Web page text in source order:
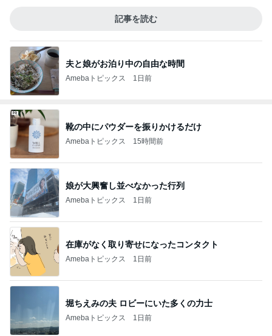
記事を読む
夫と娘がお泊り中の自由な時間
Amebaトピックス 1日前
靴の中にパウダーを振りかけるだけ
Amebaトピックス 15時間前
娘が大興奮し並べなかった行列
Amebaトピックス 1日前
在庫がなく取り寄せになったコンタクト
Amebaトピックス 1日前
堀ちえみの夫 ロビーにいた多くの力士
Amebaトピックス 1日前